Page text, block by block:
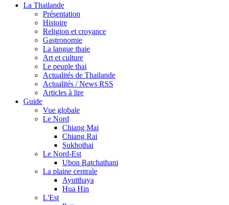
La Thailande
Présentation
Histoire
Religion et croyance
Gastronomie
La langue thaie
Art et culture
Le peuple thai
Actualités de Thailande
Actualités / News RSS
Articles à lire
Guide
Vue globale
Le Nord
Chiang Mai
Chiang Rai
Sukhothai
Le Nord-Est
Ubon Ratchathani
La plaine centrale
Ayutthaya
Hua Hin
L'Est